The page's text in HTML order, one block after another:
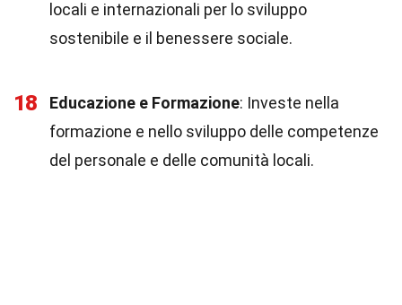
locali e internazionali per lo sviluppo
sostenibile e il benessere sociale.
18 Educazione e Formazione: Investe nella
formazione e nello sviluppo delle competenze
del personale e delle comunità locali.